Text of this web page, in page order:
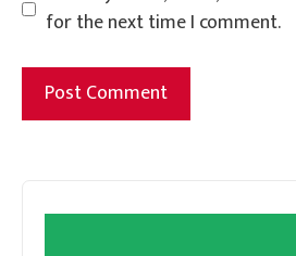
for the next time I comment.